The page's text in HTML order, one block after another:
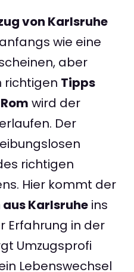
von Karlsruhe
wie eine
aber
richtigen Tipps
wird der
Der
richtigen
Hier kommt der
Karlsruhe ins
Erfahrung in der
Umzugsprofi
Lebenswechsel